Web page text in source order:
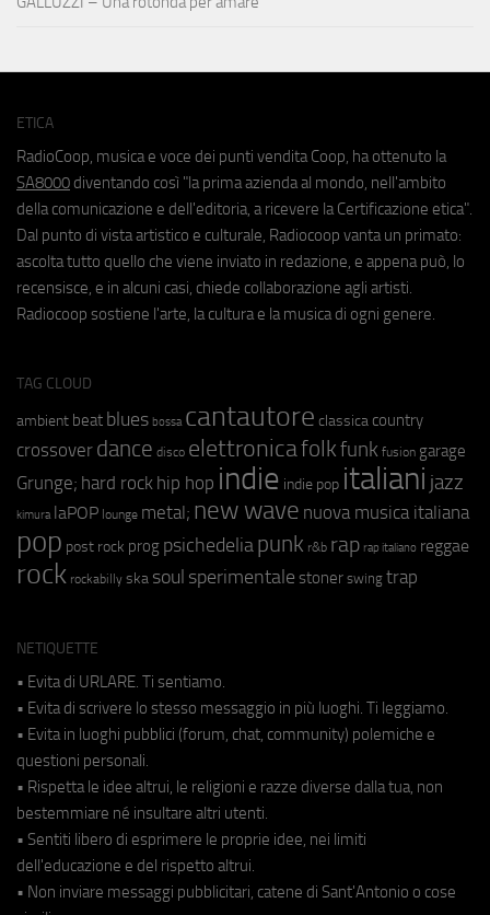
ETICA
RadioCoop, musica e voce dei punti vendita Coop, ha ottenuto la
SA8000 diventando così "la prima azienda al mondo, nell'ambito
della comunicazione e dell'editoria, a ricevere la Certificazione etica".
Dal punto di vista artistico e culturale, Radiocoop vanta un primato:
ascolta tutto quello che viene inviato in redazione, e appena può, lo
recensisce, e in alcuni casi, chiede collaborazione agli artisti.
Radiocoop sostiene l'arte, la cultura e la musica di ogni genere.
TAG CLOUD
ambient beat blues bossa cantautore classica country
crossover dance disco elettronicafolkfunk fusion garage
Grunge; hard rock hip hop indie indie pop italiani jazz
kimura laPOP lounge metal; new wave nuova musica italiana
pop post rock prog psichedeliapunk r&b rap rap italiano reggae
rock rockabilly ska soul sperimentale stoner swing trap
NETIQUETTE
• Evita di URLARE. Ti sentiamo.
• Evita di scrivere lo stesso messaggio in più luoghi. Ti leggiamo.
• Evita in luoghi pubblici (forum, chat, community) polemiche e
questioni personali.
• Rispetta le idee altrui, le religioni e razze diverse dalla tua, non
bestemmiare né insultare altri utenti.
• Sentiti libero di esprimere le proprie idee, nei limiti
dell'educazione e del rispetto altrui.
• Non inviare messaggi pubblicitari, catene di Sant'Antonio o cose